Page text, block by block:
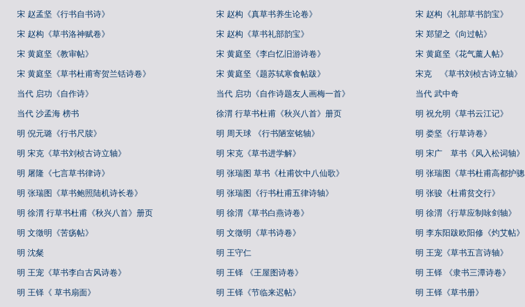
宋 赵孟坚《行书自书诗》 宋 赵构《真草书养生论卷》 宋 赵构《礼部草书韵宝》
宋 赵构《草书洛神赋卷》 宋 赵构《草书礼部韵宝》 宋 郑望之《向过帖》
宋 黄庭坚《教审帖》 宋 黄庭坚《李白忆旧游诗卷》 宋 黄庭坚《花气薰人帖》
宋 黄庭坚《草书杜甫寄贺兰铦诗卷》 宋 黄庭坚《题苏轼寒食帖跋》 宋克 《草书刘桢古诗立轴》
当代 启功《自作诗》 当代 启功《自作诗题友人画梅一首》 当代 武中奇
当代 沙孟海 榜书 徐渭 行草书杜甫《秋兴八首》册页 明 祝允明《草书云江记》
明 倪元璐《行书尺牍》 明 周天球 《行书陋室铭轴》 明 娄坚《行草诗卷》
明 宋克《草书刘桢古诗立轴》 明 宋克《草书进学解》 明 宋广 草书《风入松词轴》
明 屠隆《七言草书律诗》 明 张瑞图 草书《杜甫饮中八仙歌》 明 张瑞图《草书杜甫高都护骢
明 张瑞图《草书鲍照陆机诗长卷》 明 张瑞图《行书杜甫五律诗轴》 明 张骏《杜甫贫交行》
明 徐渭 行草书杜甫《秋兴八首》册页 明 徐渭《草书白燕诗卷》 明 徐渭《行草应制咏剑轴》
明 文徵明《苦疡帖》 明 文徵明《草书诗卷》 明 李东阳跋欧阳修《灼艾帖》
明 沈粲 明 王守仁 明 王宠《草书五言诗轴》
明 王宠《草书李白古风诗卷》 明 王铎 《王屋图诗卷》 明 王铎 《隶书三潭诗卷》
明 王铎《 草书扇面》 明 王铎《节临来迟帖》 明 王铎《草书册》